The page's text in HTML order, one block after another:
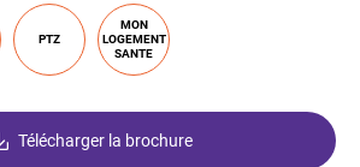
PTZ
MON
LOGEMENT
SANTE
Télécharger la brochure